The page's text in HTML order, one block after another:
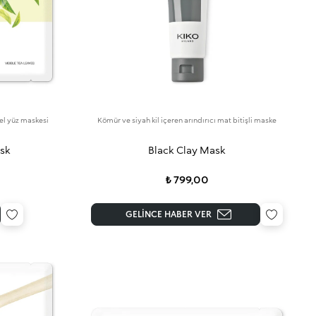
yüz maskesi Kömür ve siyah kil içeren arındırıcı mat bitişli maske
Black Clay Mask
₺ 799,00
GELINCE HABER VER